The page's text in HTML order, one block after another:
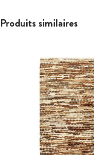
Produits similaires